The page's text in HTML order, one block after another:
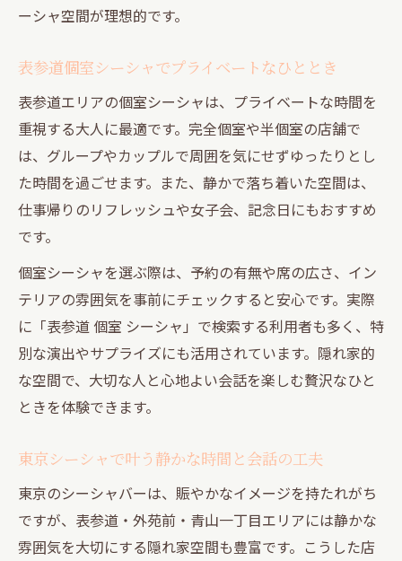
ーシャ空間が理想的です。
表参道個室シーシャでプライベートなひととき
表参道エリアの個室シーシャは、プライベートな時間を
重視する大人に最適です。完全個室や半個室の店舗で
は、グループやカップルで周囲を気にせずゆったりとし
た時間を過ごせます。また、静かで落ち着いた空間は、
仕事帰りのリフレッシュや女子会、記念日にもおすすめ
です。
個室シーシャを選ぶ際は、予約の有無や席の広さ、イン
テリアの雰囲気を事前にチェックすると安心です。実際
に「表参道 個室 シーシャ」で検索する利用者も多く、特
別な演出やサプライズにも活用されています。隠れ家的
な空間で、大切な人と心地よい会話を楽しむ贅沢なひと
ときを体験できます。
東京シーシャで叶う静かな時間と会話の工夫
東京のシーシャバーは、賑やかなイメージを持たれがち
ですが、表参道・外苑前・青山一丁目エリアには静かな
雰囲気を大切にする隠れ家空間も豊富です。こうした店